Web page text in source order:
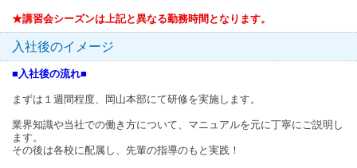
★講習会シーズンは上記と異なる勤務時間となります。
入社後のイメージ
■入社後の流れ■
まずは１週間程度、岡山本部にて研修を実施します。
業界知識や当社での働き方について、マニュアルを元に丁寧にご説明し
ます。
その後は各校に配属し、先輩の指導のもと実践！